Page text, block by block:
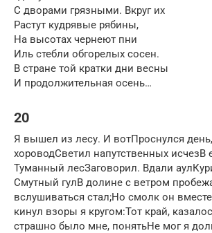
С дворами грязными. Вкруг их
Растут кудрявые рябины,
На высотах чернеют пни
Иль стебли обгорелых сосен.
В стране той кратки дни весны
И продолжительная осень…
20
Я вышел из лесу. И вотПроснулся
хороводСветил напутственных исчезВ
Туманный лесЗаговорил. Вдали
Смутный гулВ долине с ветром
вслушиваться стал;Но смолк он
кинул взоры я кругом:Тот край,
страшно было мне, понятьНе мог я